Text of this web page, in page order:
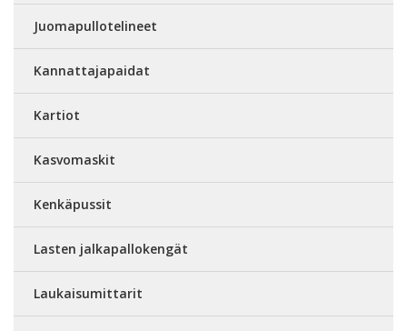
Juomapullotelineet
Kannattajapaidat
Kartiot
Kasvomaskit
Kenkäpussit
Lasten jalkapallokengät
Laukaisumittarit